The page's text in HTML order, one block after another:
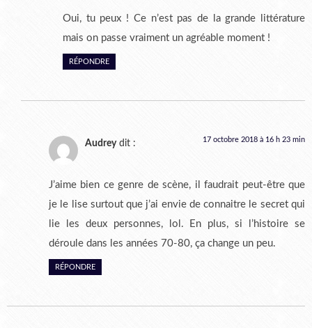
Oui, tu peux ! Ce n’est pas de la grande littérature
mais on passe vraiment un agréable moment !
RÉPONDRE
Audrey dit : 17 octobre 2018 à 16 h 23 min
J’aime bien ce genre de scène, il faudrait peut-être que
je le lise surtout que j’ai envie de connaitre le secret qui
lie les deux personnes, lol. En plus, si l’histoire se
déroule dans les années 70-80, ça change un peu.
RÉPONDRE